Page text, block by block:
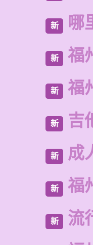
新 哪
新 福
新 福
新 吉
新 成
新 福
新
流